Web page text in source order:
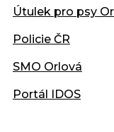
Útulek pro psy
Policie ČR
SMO Orlová
Portál IDOS